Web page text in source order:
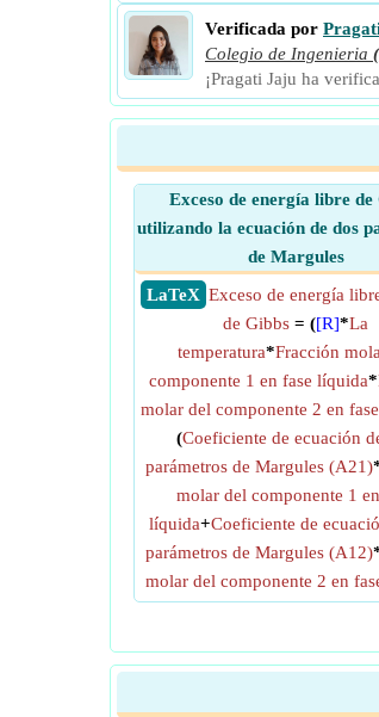
Verificada por
Colegio de Ingenieria
¡Pragati Jaju ha
Exceso de energía libre de
utilizando la ecuación de dos
de Margules
​ LaTeX Exceso de energía
de Gibbs = ([R]*La
temperatura*Fracción
componente 1 en fase líquida*
molar del componente 2 en
(Coeficiente de ecuación
parámetros de Margules (A21)
molar del componente 1
líquida+Coeficiente de
parámetros de Margules (A12)
molar del componente 2 en